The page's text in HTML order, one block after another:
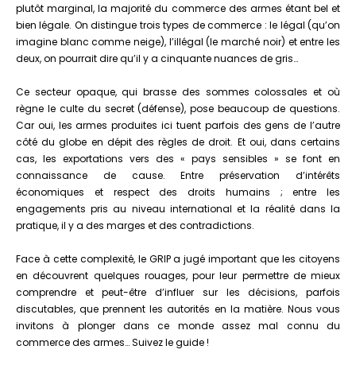
plutôt marginal, la majorité du commerce des armes étant bel et
bien légale. On distingue trois types de commerce : le légal (qu’on
imagine blanc comme neige), l’illégal (le marché noir) et entre les
deux, on pourrait dire qu’il y a cinquante nuances de gris…
Ce secteur opaque, qui brasse des sommes colossales et où
règne le culte du secret (défense), pose beaucoup de questions.
Car oui, les armes produites ici tuent parfois des gens de l’autre
côté du globe en dépit des règles de droit. Et oui, dans certains
cas, les exportations vers des « pays sensibles » se font en
connaissance de cause. Entre préservation d’intérêts
économiques et respect des droits humains ; entre les
engagements pris au niveau international et la réalité dans la
pratique, il y a des marges et des contradictions.
Face à cette complexité, le GRIP a jugé important que les citoyens
en découvrent quelques rouages, pour leur permettre de mieux
comprendre et peut-être d’influer sur les décisions, parfois
discutables, que prennent les autorités en la matière. Nous vous
invitons à plonger dans ce monde assez mal connu du
commerce des armes… Suivez le guide !